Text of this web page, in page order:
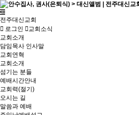
전주대신교회
로그인
교회소식
교회소개
담임목사 인사말
교회연혁
교회소개
섬기는 분들
예배시간안내
교회력(절기)
오시는 길
말씀과 예배